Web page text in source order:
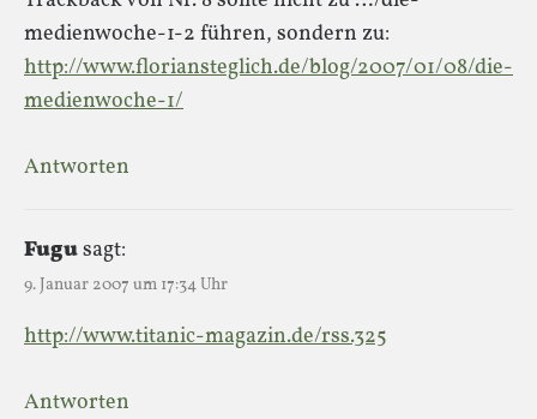
medienwoche-1-2 führen, sondern zu:
http://www.floriansteglich.de/blog/2007/01/08/die-
medienwoche-1/
Antworten
Fugusagt:
9. Januar 2007 um 17:34 Uhr
http://www.titanic-magazin.de/rss.325
Antworten